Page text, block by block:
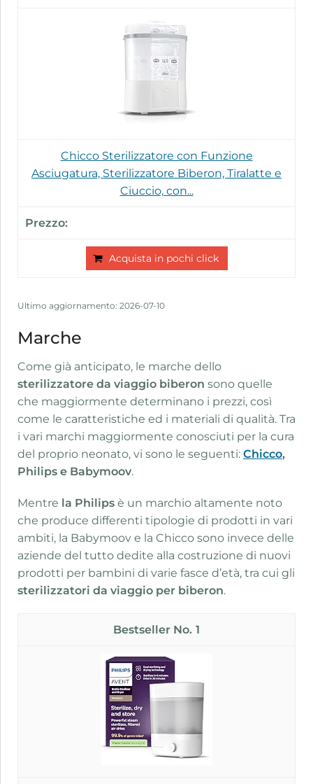
Chicco Sterilizzatore con Funzione
Asciugatura, Sterilizzatore Biberon, Tiralatte e
Ciuccio, con...
Acquista in pochi click
Ultimo aggiornamento: 2026-07-10
Marche
Come già anticipato, le marche dello
sterilizzatore da viaggio biberon sono quelle
che maggiormente determinano i prezzi, così
come le caratteristiche ed i materiali di qualità. Tra
i vari marchi maggiormente conosciuti per la cura
del proprio neonato, vi sono le seguenti: Chicco,
Philips e Babymoov.
Mentre la Philips è un marchio altamente noto
che produce differenti tipologie di prodotti in vari
ambiti, la Babymoov e la Chicco sono invece delle
aziende del tutto dedite alla costruzione di nuovi
prodotti per bambini di varie fasce d’età, tra cui gli
sterilizzatori da viaggio per biberon.
1